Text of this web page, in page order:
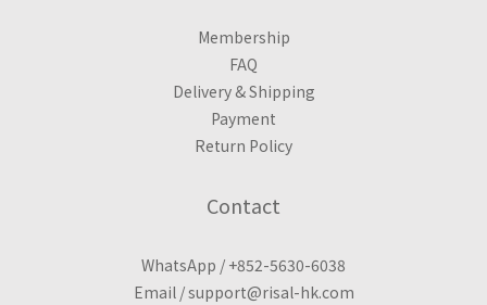
Membership
FAQ
Delivery & Shipping
Payment
Return Policy
Contact
WhatsApp / +852-5630-6038
Email /support@risal-hk.com